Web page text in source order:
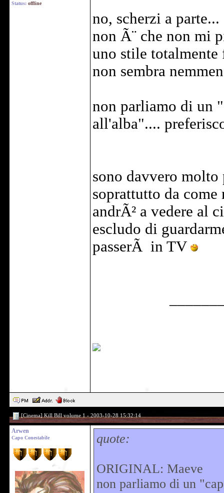
Status: offline
no, scherzi a
non Ã¨ che non mi
uno stile
non sembra
non parliamo di un
all'alba"....
sono davvero molto
soprattutto da come
andrÃ² a vedere al
escludo di
passerÃ in TV
[Cinema] Kill Bill volume 1 - 2003-10-28 15:32:14
Arwen
Capo Conestabile quote:
ORIGINAL: Maeve
non parliamo di un